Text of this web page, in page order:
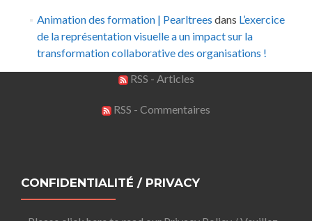
Animation des formation | Pearltrees dans L’exercice
de la représentation visuelle a un impact sur la
transformation collaborative des organisations !
RSS - Articles
RSS - Commentaires
CONFIDENTIALITÉ / PRIVACY